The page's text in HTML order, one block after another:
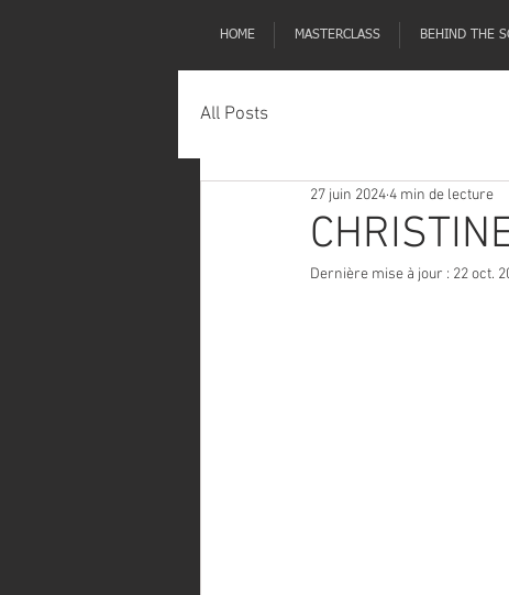
HOME MASTERCLASS BEHIND THE
All Posts
27 juin 20244 min de lecture
Dernière mise à jour : 22 oct.